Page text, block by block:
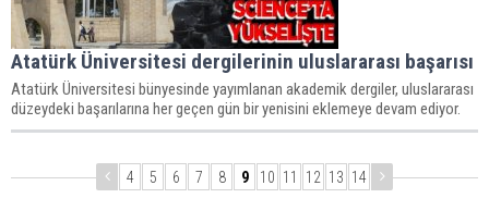
Atatürk Üniversitesi dergilerinin uluslararası başarısı
Atatürk Üniversitesi bünyesinde yayımlanan akademik dergiler, uluslararası
düzeydeki başarılarına her geçen gün bir yenisini eklemeye devam ediyor.
4 5 6 7 8 9 10 11 12 13 14